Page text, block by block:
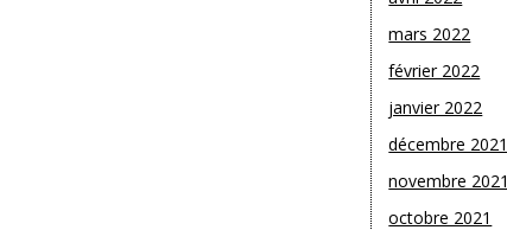
mars 2022
février 2022
janvier 2022
décembre 2021
novembre 2021
octobre 2021